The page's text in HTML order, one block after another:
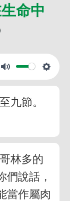
命中
九節。
林多的
們說話，
當作屬肉